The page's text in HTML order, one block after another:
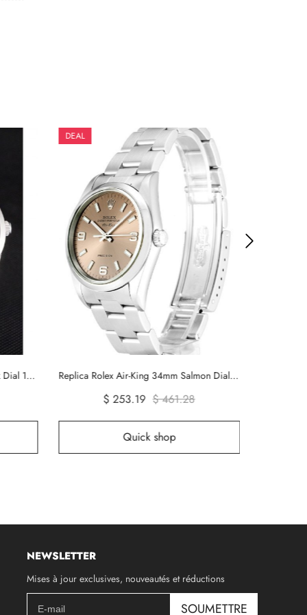
Replica Rolex Air-King 38mm Black Dial 1454020
DEAL
Replica Rolex Air-King 34mm Salmon Dial 14000
$ 253.19 $ 461.28
Quick shop
NEWSLETTER
Mises à jour exclusives, nouveautés et réductions
SOUMETTRE